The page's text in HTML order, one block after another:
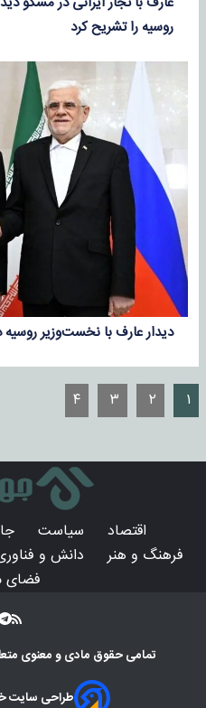
روسیه را تشریح کرد
دیدار عارف با نخست‌وزیر
۱ ۲ ۳ ۴
اقتصاد سیاست
فرهنگ و هنر
دانش و
فضای
تمامی حقوق مادی و معنوی
طراحی سایت